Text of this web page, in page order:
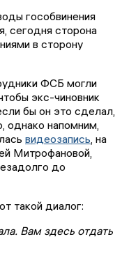
гособвинения
сегодня сторона
в сторону
ФСБ могли
экс-чиновник
бы он это сделал,
однако напомним,
видеозапись, на
Митрофановой,
до
такой диалог:
Вам здесь отдать